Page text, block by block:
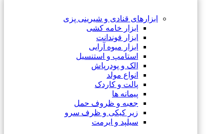
ابزارهای قنادی و شیرینی پزی
ابزار خامه کشی
ابزار فوندانت
ابزار میوه آرایی
استامپ و استنسیل
الک و پودرپاش
انواع مولد
پالت و کاردک
پیمانه ها
جعبه و ظروف حمل
زیر کیکی و ظرف سرو
سیلپد و ایرمت